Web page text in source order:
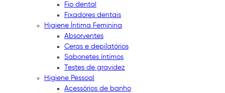
Fio dental
Fixadores dentais
Higiene Íntima Feminina
Absorventes
Ceras e depilatórios
Sabonetes íntimos
Testes de gravidez
Higiene Pessoal
Acessórios de banho